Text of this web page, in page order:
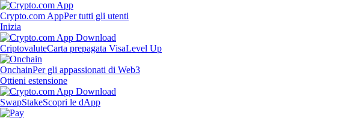
Crypto.com AppPer tutti gli utenti
Inizia
CriptovaluteCarta prepagata VisaLevel Up
OnchainPer gli appassionati di Web3
Ottieni estensione
SwapStakeScopri le dApp